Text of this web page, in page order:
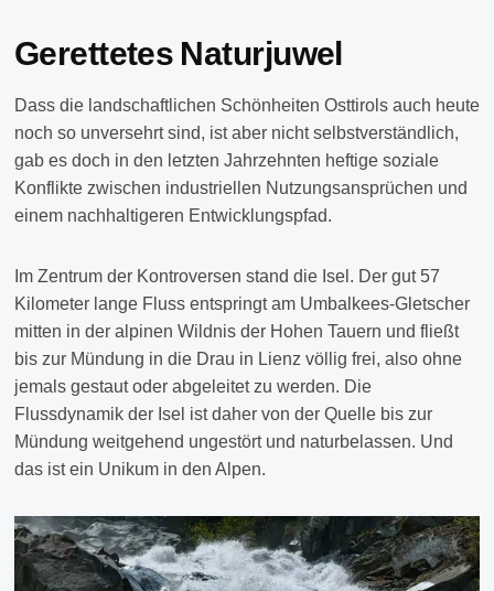
Gerettetes Naturjuwel
Dass die landschaftlichen Schönheiten Osttirols auch heute
noch so unversehrt sind, ist aber nicht selbstverständlich,
gab es doch in den letzten Jahrzehnten heftige soziale
Konflikte zwischen industriellen Nutzungsansprüchen und
einem nachhaltigeren Entwicklungspfad.
Im Zentrum der Kontroversen stand die Isel. Der gut 57
Kilometer lange Fluss entspringt am Umbalkees-Gletscher
mitten in der alpinen Wildnis der Hohen Tauern und fließt
bis zur Mündung in die Drau in Lienz völlig frei, also ohne
jemals gestaut oder abgeleitet zu werden. Die
Flussdynamik der Isel ist daher von der Quelle bis zur
Mündung weitgehend ungestört und naturbelassen. Und
das ist ein Unikum in den Alpen.